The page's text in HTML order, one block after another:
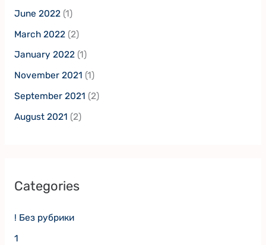
June 2022(1)
March 2022 (2)
January 2022(1)
November 2021 (1)
September 2021 (2)
August 2021 (2)
Categories
! Без рубрики
1